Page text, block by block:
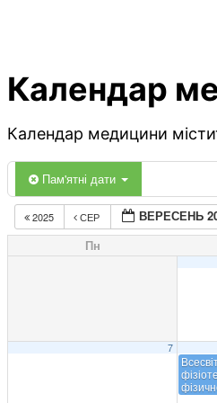
Календар
Календар медицини
Пам'ятні дати
2025 СЕР ВЕРЕСЕНЬ
Пн
7